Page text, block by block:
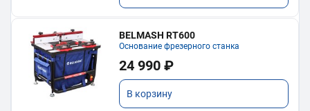
BELMASH RT600
Основание фрезерного станка
24 990 ₽
В корзину